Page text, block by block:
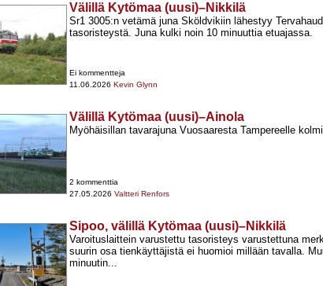
Välillä Kytömaa (uusi)–Nikkilä
Sr1 3005:n vetämä juna Sköldvikiin lähestyy
tasoristeystä. Juna kulki noin 10 minuuttia etuajassa.
Ei kommentteja
11.06.2026 Kevin Glynn
Välillä Kytömaa (uusi)–Ainola
Myöhäisillan tavarajuna Vuosaaresta Tampereelle
2 kommenttia
27.05.2026 Valtteri Renfors
Sipoo, välillä Kytömaa (uusi)–Nikkilä
Varoituslaittein varustettu tasoristeys varustettuna
suurin osa tienkäyttäjistä ei huomioi millään tavalla.
minuutin...